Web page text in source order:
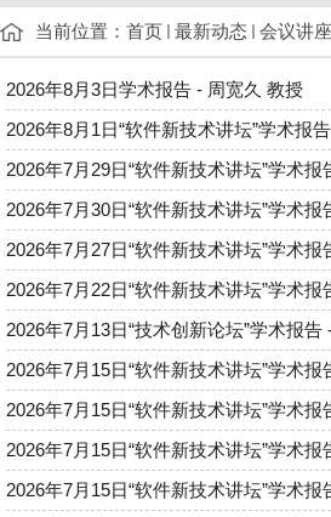
当前位置： 首页 最新动态 会议讲
2026年8月3日学术报告 - 周宽久 教授
2026年8月1日“软件新技术讲坛”学术报
2026年7月29日“软件新技术讲坛”学术
2026年7月30日“软件新技术讲坛”学术
2026年7月27日“软件新技术讲坛”学术
2026年7月22日“软件新技术讲坛”学术
2026年7月13日“技术创新论坛”学术报
2026年7月15日“软件新技术讲坛”学术
2026年7月15日“软件新技术讲坛”学术
2026年7月15日“软件新技术讲坛”学术
2026年7月15日“软件新技术讲坛”学术